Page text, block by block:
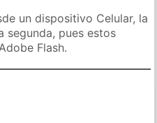
un dispositivo Celular, la
segunda, pues estos
Flash.